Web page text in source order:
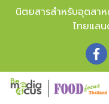
นิตยสารสำหรับอุตสา
ไทยแล